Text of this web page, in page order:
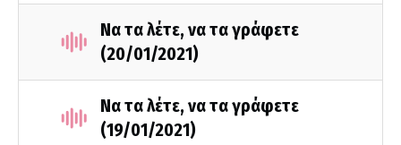
Να τα λέτε, να τα γράφετε
(20/01/2021)
Να τα λέτε, να τα γράφετε
(19/01/2021)